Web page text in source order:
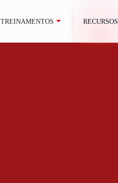
TREINAMENTOS RECURSOS